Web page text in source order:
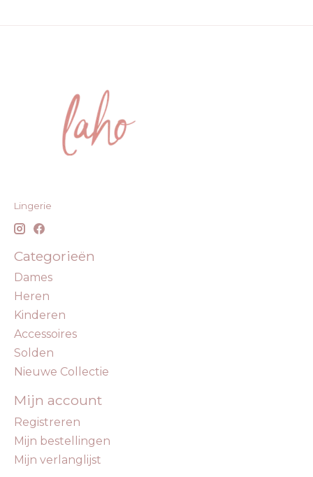
Lingerie
Categorieën
Dames
Heren
Kinderen
Accessoires
Solden
Nieuwe Collectie
Mijn account
Registreren
Mijn bestellingen
Mijn verlanglijst